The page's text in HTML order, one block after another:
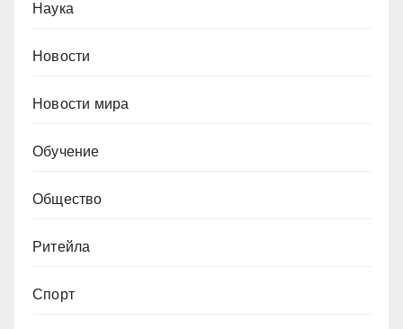
Наука
Новости
Новости мира
Обучение
Общество
Ритейла
Спорт